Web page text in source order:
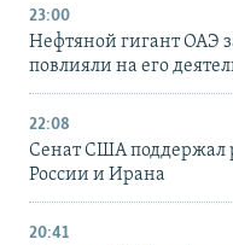
23:00
Нефтяной гигант ОАЭ
повлияли на его
22:08
Сенат США поддержал
России и Ирана
20:41